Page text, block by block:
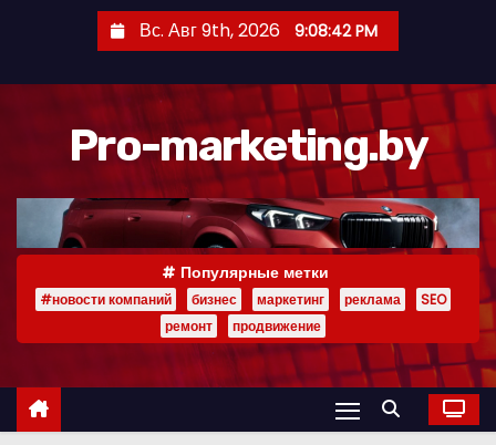
р
Вс. Авг 9th, 2026 9:08:42 PM
Pro-marketing.by
Популярные метки
#новости компаний бизнес маркетинг реклама
SEO
ремонт
продвижение